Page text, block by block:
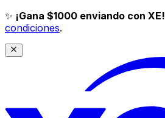
✨ ¡Gana $1000 enviando con XE!
condiciones.